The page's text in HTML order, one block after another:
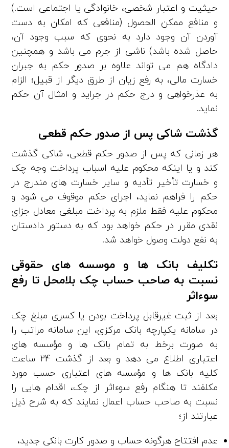
حیثیت و اعتبار شخصی، خانوادگی یا اجتماعی است.)
و منافع ممکن الحصول (منافعی که امکان به دست
آوردن آن وجود دارد به نحوی که سبب وجود آن،
حاصل شده باشد) ناشی از جرم می ­باشد و همچنین
دادگاه هم می‌ تواند علاوه بر صدور حکم به جبران
خسارت مالی، به رفع زیان از طرق دیگر از قبیل؛ الزام
به عذرخواهی و درج حکم در جراید و امثال آن حکم
نماید.
گذشت شاکی پس از صدور حکم قطعی
هر زمانی که پس از صدور حکم قطعی، شاکی گذشت
کند و یا اینکه محکوم ­علیه اسباب پرداخت وجه چک
و خسارت تأخیر تأدیه و سایر‌ خسارت­ های مندرج در
حکم را فراهم نماید، اجرای حکم موقوف می شود و
محکوم ­علیه فقط ملزم به پرداخت مبلغی معادل جزای
نقدی مقرر در‌ حکم خواهد بود که به دستور دادستان
به نفع دولت وصول خواهد شد.
تکلیف بانک ­ها و موسسه­ های حقوقی
نسبت به صاحب حساب چک بلامحل تا رفع
سوءاثر
بعد از ثبت غیرقابل پرداخت بودن یا کسری مبلغ چک
در سامانه یکپارچه بانک مرکزی، این سامانه مراتب را
به صورت برخط به تمام بانک‌ ها و مؤسسه­ های
اعتباری اطلاع می‌ دهد و بعد از گذشت 24 ساعت
کلیه بانک­ ها و مؤسسه ­های اعتباری حسب مورد
مکلفند تا هنگام رفع سوءاثر از چک، ‌اقدام­ هایی را
نسبت به صاحب حساب اعمال نمایند که به شرح ذیل
عبارتند از؛
عدم افتتاح هرگونه حساب و صدور کارت بانکی جدید،